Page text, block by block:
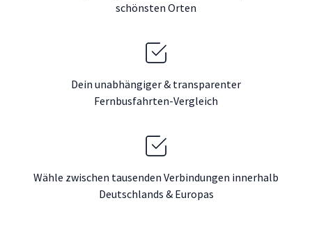
schönsten Orten
Dein unabhängiger & transparenter
Fernbusfahrten-Vergleich
Wähle zwischen tausenden Verbindungen innerhalb
Deutschlands & Europas